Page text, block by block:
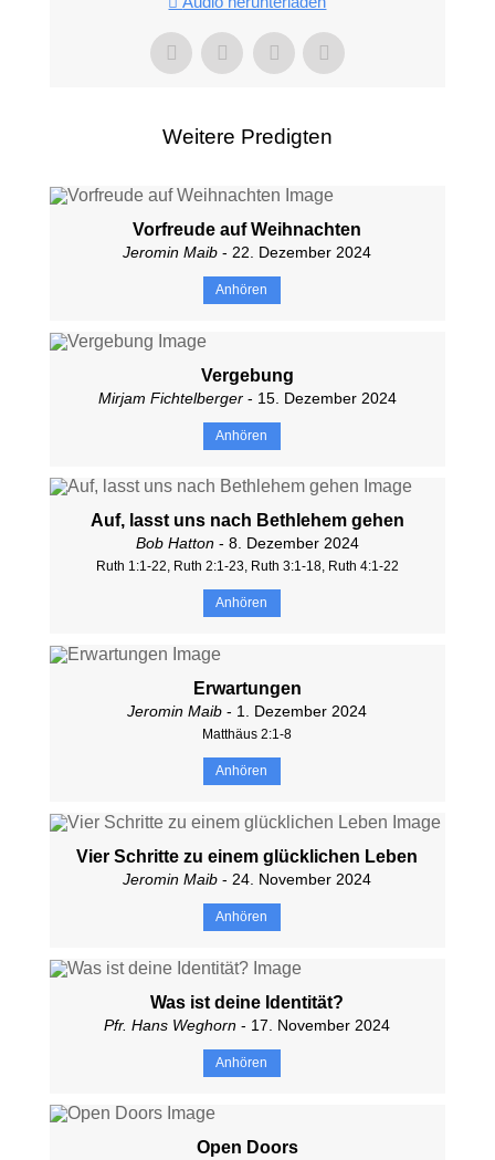
Weitere Predigten
Vorfreude auf Weihnachten
Jeromin Maib - 22. Dezember 2024
Anhören
Vergebung
Mirjam Fichtelberger- 15. Dezember 2024
Anhören
Auf, lasst uns nach Bethlehem gehen
Bob Hatton- 8. Dezember 2024
Ruth 1:1-22, Ruth 2:1-23, Ruth 3:1-18, Ruth 4:1-22
Anhören
Erwartungen
Jeromin Maib - 1. Dezember 2024
Matthäus 2:1-8
Anhören
Vier Schritte zu einem glücklichen Leben
Jeromin Maib - 24. November 2024
Anhören
Was ist deine Identität?
Pfr. Hans Weghorn - 17. November 2024
Anhören
Open Doors